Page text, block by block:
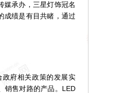
媒承办，三星灯饰冠名
成绩是有目共睹，通过
府相关政策的发展实
销售对路的产品。LED